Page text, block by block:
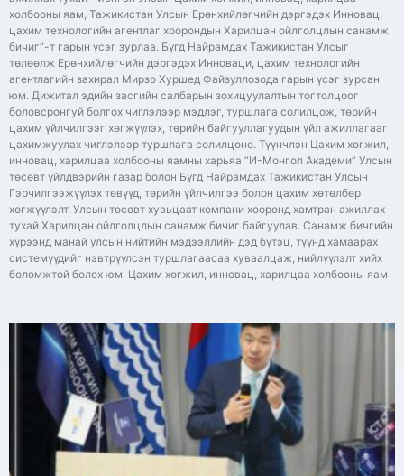
холбооны яам, Тажикистан Улсын Ерөнхийлөгчийн дэргэдэх Инновац,
цахим технологийн агентлаг хоорондын Харилцан ойлголцлын санамж
бичиг“-т гарын үсэг зурлаа. Бүгд Найрамдах Тажикистан Улсыг
төлөөлж Ерөнхийлөгчийн дэргэдэх Инноваци, цахим технологийн
агентлагийн захирал Мирзо Хуршед Файзуллозода гарын үсэг зурсан
юм. Дижитал эдийн засгийн салбарын зохицуулалтын тогтолцоог
боловсронгуй болгох чиглэлээр мэдлэг, туршлага солилцож, төрийн
цахим үйлчилгээг хөгжүүлэх, төрийн байгууллагуудын үйл ажиллагааг
цахимжуулах чиглэлээр туршлага солилцоно. Түүнчлэн Цахим хөгжил,
инновац, харилцаа холбооны яамны харьяа “И-Монгол Академи” Улсын
төсөвт үйлдвэрийн газар болон Бүгд Найрамдах Тажикистан Улсын
Гэрчилгээжүүлэх төвүүд, төрийн үйлчилгээ болон цахим хөтөлбөр
хөгжүүлэлт, Улсын төсөвт хувьцаат компани хооронд хамтран ажиллах
тухай Харилцан ойлголцлын санамж бичиг байгуулав. Санамж бичгийн
хүрээнд манай улсын нийтийн мэдээллийн дэд бүтэц, түүнд хамаарах
системүүдийг нэвтрүүлсэн туршлагаасаа хуваалцаж, нийлүүлэлт хийх
боломжтой болох юм. Цахим хөгжил, инновац, харилцаа холбооны яам